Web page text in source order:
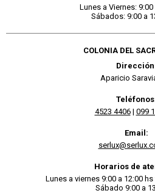
Lunes a Viernes:
Sábados: 9:00 a
COLONIA DEL
Aparicio
4523 4406| 099
Email:
Horarios de
Lunes a viernes 9:00 a 12:00
Sábado 9:00 a